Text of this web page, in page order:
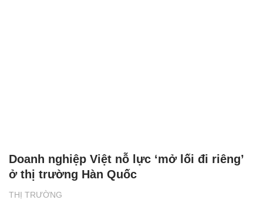
THỊ TRƯỜNG
Doanh nghiệp Việt nỗ lực ‘mở lối đi riêng’
ở thị trường Hàn Quốc